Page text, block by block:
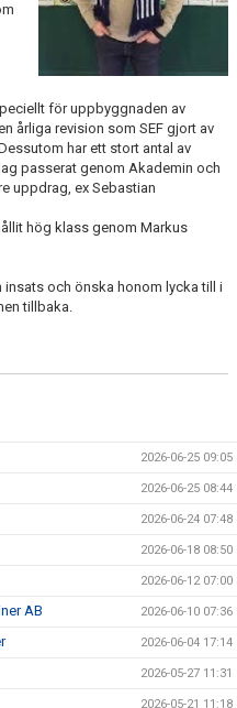
för uppbyggnaden av
årliga revision som SEF gjort av
har ett stort antal av
passerat genom Akademin och
uppdrag, ex Sebastian
hög klass genom Markus
och önska honom lycka till i
tillbaka.
2026-06-25 09:05
2026-06-25 08:44
2026-06-24 07:48
2026-06-18 08:50
2026-06-12 07:00
AB 2026-06-10 07:36
2026-06-04 17:14
2026-05-27 11:31
2026-05-21 11:18